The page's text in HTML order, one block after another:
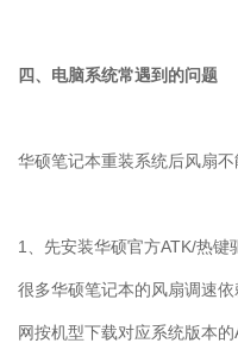
四、电脑系统常遇到的问题
华硕笔记本重装系统后风扇不
1 、先安装华硕官方ATK/热键
很多华硕笔记本的风扇调速依
网按机型下载对应系统版本的